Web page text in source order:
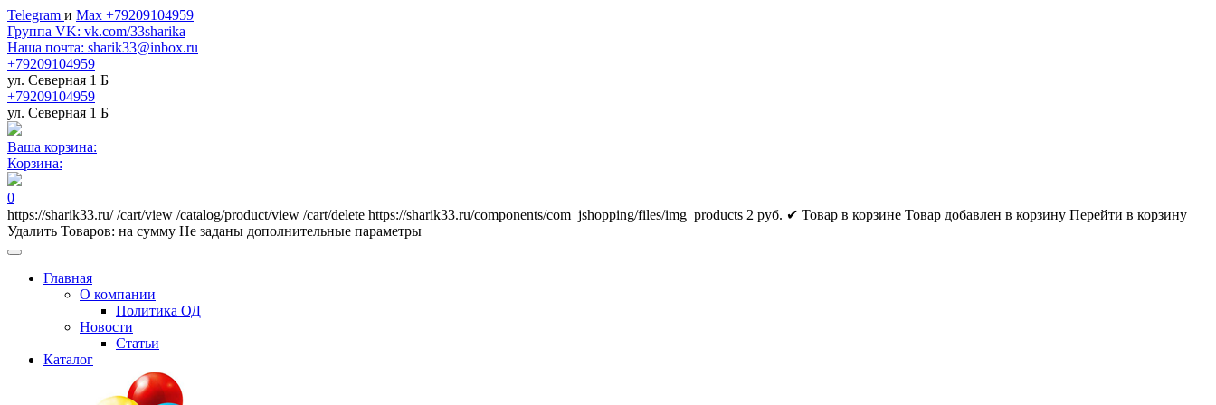
Telegram и Max +79209104959
Группа VK: vk.com/33sharika
Наша почта: sharik33@inbox.ru
+79209104959
ул. Северная 1 Б
+79209104959
ул. Северная 1 Б
Ваша корзина:
Корзина:
0
https://sharik33.ru/ /cart/view /catalog/product/view /cart/delete https://sharik33.ru/components/com_jshopping/files/img_products 2 руб. ✔ Товар в корзине Товар добавлен в корзину Перейти в корзину
Удалить Товаров: на сумму Не заданы дополнительные параметры
Главная
О компании
Политика ОД
Новости
Статьи
Каталог